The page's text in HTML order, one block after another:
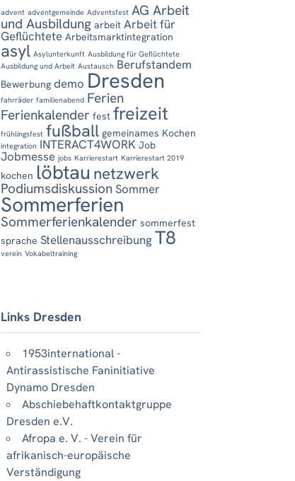
advent adventgemeinde Adventsfest AG Arbeit
und Ausbildung arbeit Arbeit für
Geflüchtete Arbeitsmarktintegration
asyl Asylunterkunft Ausbildung für Geflüchtete
Ausbildung und Arbeit Austausch Berufstandem
Bewerbung demo Dresden
fahrräder familienabend Ferien
Ferienkalender fest freizeit
frühlingsfest fußball gemeinames Kochen
integration INTERACT4WORK Job
Jobmesse jobs Karrierestart Karrierestart 2019
kochen löbtau netzwerk
PodiumsdiskussionSommer
Sommerferien
Sommerferienkalender sommerfest
sprache Stellenausschreibung T8
verein Vokabeltraining
Links Dresden
1953international -
Antirassistische Faninitiative
Dynamo Dresden
Abschiebehaftkontaktgruppe
Dresden e.V.
Afropa e. V. - Verein für
afrikanisch-europäische
Verständigung